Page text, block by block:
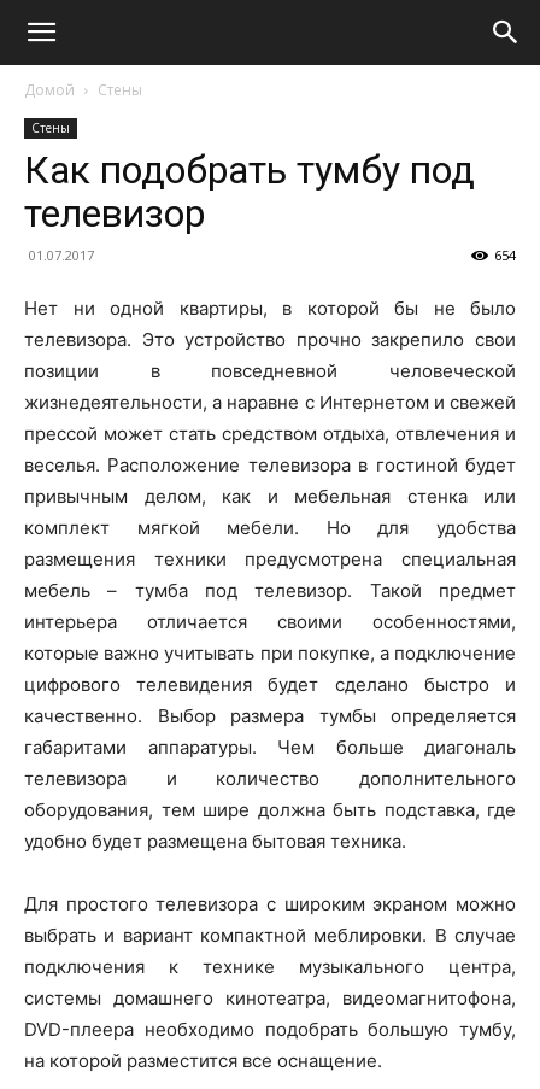
Домой Стены
Стены
Как подобрать тумбу под
телевизор
01.07.2017 654
Нет ни одной квартиры, в которой бы не было
телевизора. Это устройство прочно закрепило свои
позиции в повседневной человеческой
жизнедеятельности, а наравне с Интернетом и свежей
прессой может стать средством отдыха, отвлечения и
веселья. Расположение телевизора в гостиной будет
привычным делом, как и мебельная стенка или
комплект мягкой мебели. Но для удобства
размещения техники предусмотрена специальная
мебель – тумба под телевизор. Такой предмет
интерьера отличается своими особенностями,
которые важно учитывать при покупке, а подключение
цифрового телевидения будет сделано быстро и
качественно. Выбор размера тумбы определяется
габаритами аппаратуры. Чем больше диагональ
телевизора и количество дополнительного
оборудования, тем шире должна быть подставка, где
удобно будет размещена бытовая техника.
Для простого телевизора с широким экраном можно
выбрать и вариант компактной меблировки. В случае
подключения к технике музыкального центра,
системы домашнего кинотеатра, видеомагнитофона,
DVD-плеера необходимо подобрать большую тумбу,
на которой разместится все оснащение.